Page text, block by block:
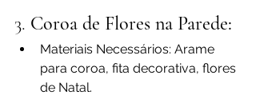
3. Coroa de Flores na Parede:
Materiais Necessários: Arame
para coroa, fita decorativa, flores
de Natal.